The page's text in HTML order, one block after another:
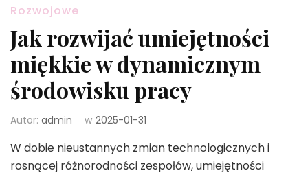
Rozwojowe
Jak rozwijać umiejętności
miękkie w dynamicznym
środowisku pracy
Autor: admin w 2025-01-31
W dobie nieustannych zmian technologicznych i
rosnącej różnorodności zespołów, umiejętności